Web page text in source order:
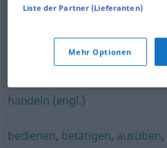
handeln (engl.)
bedienen, betätigen, ausüben,
Liste der Partner (Lieferanten)
Mehr Optionen